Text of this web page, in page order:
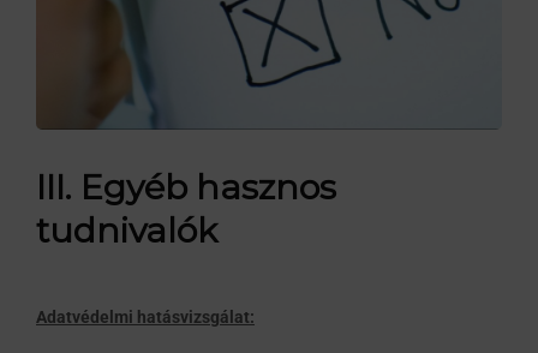
III. Egyéb hasznos
tudnivalók
Adatvédelmi hatásvizsgálat: